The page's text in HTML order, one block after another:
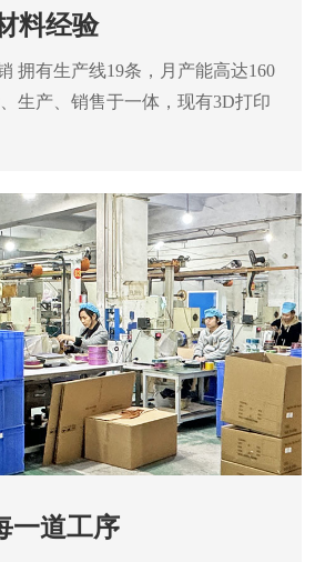
料经验
拥有生产线19条，月产能高达160
生产、销售于一体，现有3D打印
一道工序